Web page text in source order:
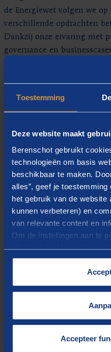
Toestemming
Deze website maakt
Berenschot gebruikt
technologieën om basis
beschikbaar te maken.
alles”, geef je
het gebruik van de website
kunnen verbeteren) en
van relevante content en
Om de instellingen aan te
cookies op onze website
Accepteer
de Energiewet volgen we
verschillende opdrachten
Dankzij onze ervaring met
governance en
beleid, organisatie en
onze kennis snel vertalen
afgestemd op lokale
mogelijkheden en
Inrichting van de
publieke en private
vormgeven van
Financiële scenario’s
berekenen van de
zoals het
Berenschot. Plus
Van visie naar
besluitvorming,
Wij hebben een gedegen
rond publieke
onderzoeken van de rollen